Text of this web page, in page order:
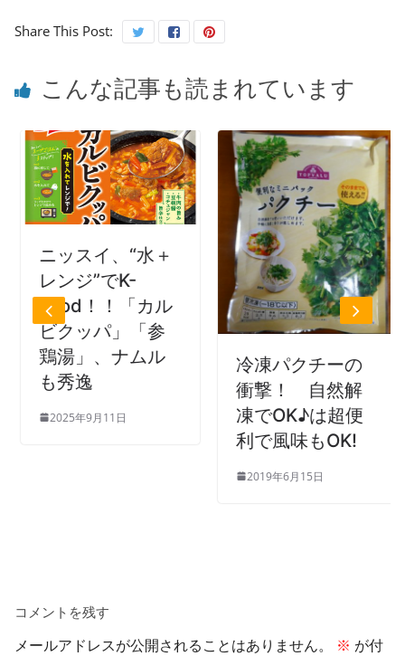
Share This Post:
こんな記事も読まれています
ニッスイ、“水＋
レンジ”でK-
Food！！「カル
ビクッパ」「参
鶏湯」、ナムル
も秀逸
2025年9月11日
冷凍パクチーの
衝撃！ 自然解
凍でOK♪は超便
利で風味もOK!
2019年6月15日
コメントを残す
メールアドレスが公開されることはありません。 ※ が付